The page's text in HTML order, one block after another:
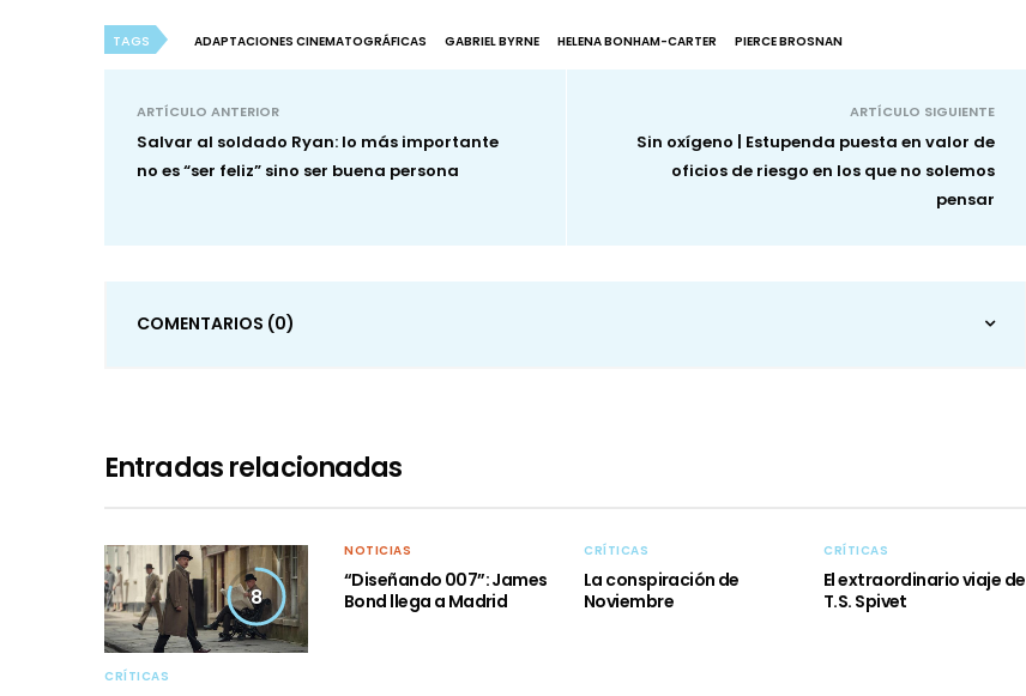
TAGS ADAPTACIONES CINEMATOGRÁFICAS GABRIEL BYRNE HELENA BONHAM-CARTER PIERCE BROSNAN
ARTÍCULO ANTERIOR
Salvar al soldado Ryan: lo más importante
no es “ser feliz” sino ser buena persona
ARTÍCULO SIGUIENTE
Sin oxígeno | Estupenda puesta en valor de
oficios de riesgo en los que no solemos
pensar
COMENTARIOS (0)
Entradas relacionadas
8
CRÍTICAS
NOTICIAS
“Diseñando 007”: James
Bond llega a Madrid
CRÍTICAS
La conspiración de
Noviembre
CRÍTICAS
El extraordinario viaje de
T.S. Spivet